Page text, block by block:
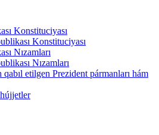
Konstituciyası
Konstituciyası
Nızamları
Nızamları
qabıl etilgen Prezident pármanları hám